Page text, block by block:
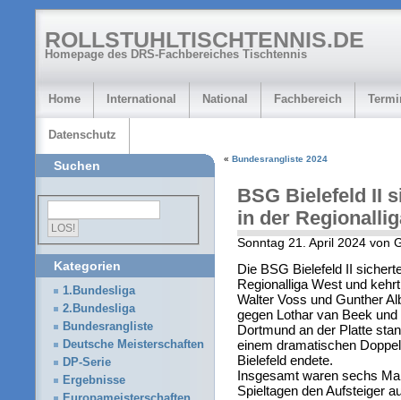
ROLLSTUHLTISCHTENNIS.DE
Homepage des DRS-Fachbereiches Tischtennis
Home International National Fachbereich
Datenschutz
« Bundesrangliste 2024
BSG Bielefeld II
in der
Sonntag 21. April 2024 von
Die BSG Bielefeld II
Regionalliga West und
Walter Voss und Gunther
gegen Lothar van Beek
Dortmund an der Platte
einem dramatischen
Bielefeld endete.
Insgesamt waren sechs
Spieltagen den Aufsteiger
Suchen
Kategorien
1.Bundesliga
2.Bundesliga
Bundesrangliste
Deutsche Meisterschaften
DP-Serie
Ergebnisse